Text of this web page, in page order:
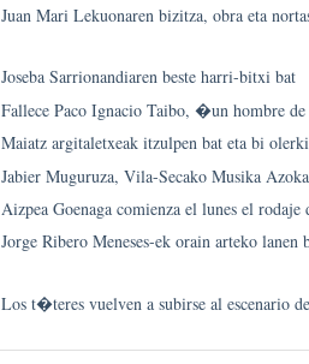
Juan Mari Lekuonaren bizitza, obra eta
Joseba Sarrionandiaren beste harri-bitxi bat
Fallece Paco Ignacio Taibo, �un hombre
Maiatz argitaletxeak itzulpen bat eta bi
Jabier Muguruza, Vila-Secako Musika
Aizpea Goenaga comienza el lunes el
Jorge Ribero Meneses-ek orain arteko lanen
Los t�teres vuelven a subirse al escenario